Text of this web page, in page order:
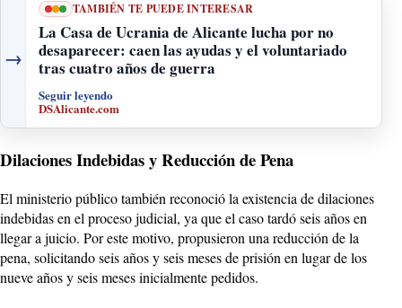
→
TAMBIÉN TE PUEDE INTERESAR
La Casa de Ucrania de Alicante lucha por no
desaparecer: caen las ayudas y el voluntariado
tras cuatro años de guerra
Seguir leyendo
DSAlicante.com
Dilaciones Indebidas y Reducción de Pena
El ministerio público también reconoció la existencia de dilaciones
indebidas en el proceso judicial, ya que el caso tardó seis años en
llegar a juicio. Por este motivo, propusieron una reducción de la
pena, solicitando seis años y seis meses de prisión en lugar de los
nueve años y seis meses inicialmente pedidos.